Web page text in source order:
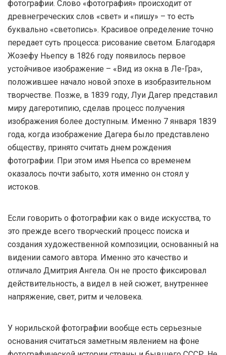
фотографии. Слово «фотография» происходит от
древнегреческих слов «свет» и «пишу» – то есть
буквально «светопись». Красивое определение точно
передает суть процесса: рисование светом. Благодаря
Жозефу Ньепсу в 1826 году появилось первое
устойчивое изображение – «Вид из окна в Ле-Гра»,
положившее начало новой эпохе в изобразительном
творчестве. Позже, в 1839 году, Луи Дагер представил
миру дагеротипию, сделав процесс получения
изображения более доступным. Именно 7 января 1839
года, когда изображение Дагера было представлено
обществу, принято считать днем рождения
фотографии. При этом имя Ньепса со временем
оказалось почти забыто, хотя именно он стоял у
истоков.
Если говорить о фотографии как о виде искусства, то
это прежде всего творческий процесс поиска и
создания художественной композиции, основанный на
видении самого автора. Именно это качество и
отличало Дмитрия Ангела. Он не просто фиксировал
действительность, а видел в ней сюжет, внутреннее
напряжение, свет, ритм и человека.
У норильской фотографии вообще есть серьезные
основания считаться заметным явлением на фоне